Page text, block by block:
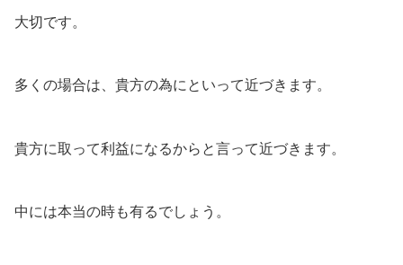
大切です。
多くの場合は、貴方の為にといって近づきます。
貴方に取って利益になるからと言って近づきます。
中には本当の時も有るでしょう。